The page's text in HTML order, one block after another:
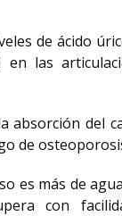
de ácido
las
absorción del
de
es más de
con